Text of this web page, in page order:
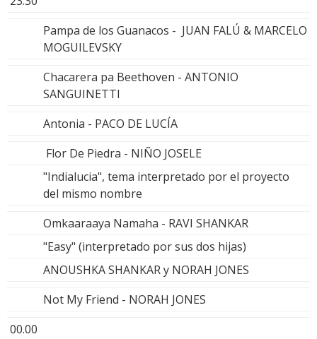
Pampa de los Guanacos - JUAN FALÚ & MARCELO
MOGUILEVSKY
Chacarera pa Beethoven - ANTONIO
SANGUINETTI
Antonia - PACO DE LUCÍA
Flor De Piedra - NIÑO JOSELE
"Indialucia", tema interpretado por el proyecto
del mismo nombre
Omkaaraaya Namaha - RAVI SHANKAR
"Easy" (interpretado por sus dos hijas)
ANOUSHKA SHANKAR y NORAH JONES
Not My Friend - NORAH JONES
00.00